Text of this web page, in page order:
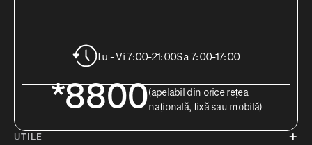
Lu - Vi 7:00-21:00Sa 7:00-17:00
*8800(apelabil din orice rețea
națională, fixă sau mobilă)
UTILE